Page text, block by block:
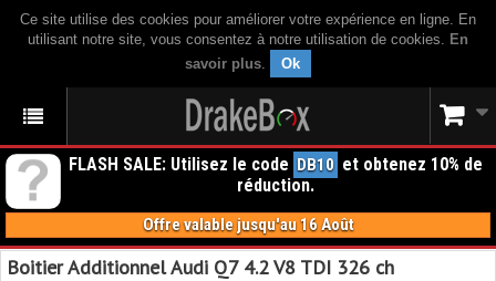
Ce site utilise des cookies pour améliorer votre expérience en ligne. En
utilisant notre site, vous consentez à notre utilisation de cookies. En
savoir plus. Ok
FLASH SALE: Utilisez le code DB10 et obtenez 10% de
réduction.
Offre valable jusqu'au 16 Août
Boitier Additionnel Audi Q7 4.2 V8 TDI 326 ch